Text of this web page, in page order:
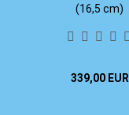
(16,5 cm)
339,00 EUR